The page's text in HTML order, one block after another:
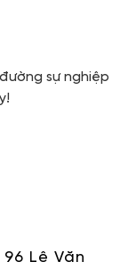
sự nghiệp
Lê Văn